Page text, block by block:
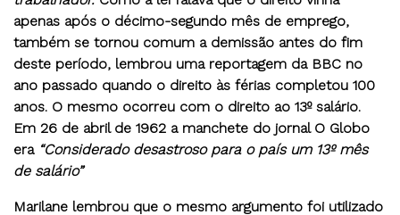
apenas após o décimo-segundo mês de emprego,
também se tornou comum a demissão antes do fim
deste período, lembrou uma reportagem da BBC no
ano passado quando o direito às férias completou 100
anos. O mesmo ocorreu com o direito ao 13º salário.
Em 26 de abril de 1962 a manchete do jornal O Globo
era “Considerado desastroso para o país um 13º mês
de salário”
Marilane lembrou que o mesmo argumento foi utilizado